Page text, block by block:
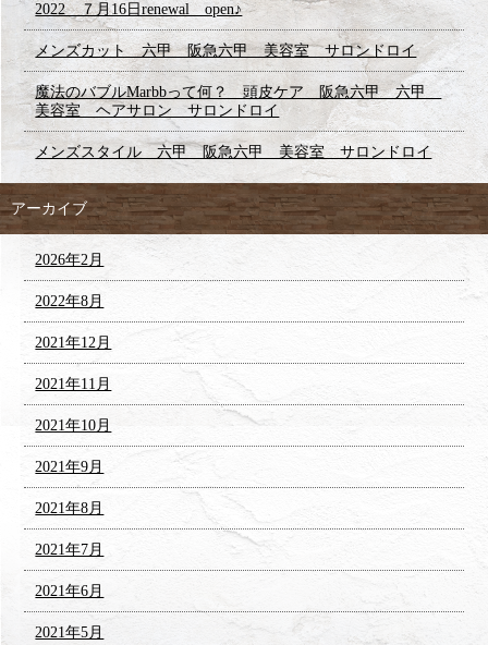
2022 ７月16日renewal open♪
メンズカット 六甲 阪急六甲 美容室 サロンドロイ
魔法のバブルMarbbって何？ 頭皮ケア 阪急六甲 六甲
美容室 ヘアサロン サロンドロイ
メンズスタイル 六甲 阪急六甲 美容室 サロンドロイ
アーカイブ
2026年2月
2022年8月
2021年12月
2021年11月
2021年10月
2021年9月
2021年8月
2021年7月
2021年6月
2021年5月